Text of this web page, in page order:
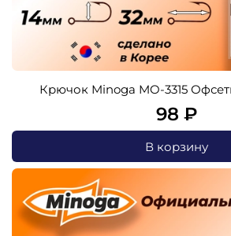
Крючок Minoga MO-3315
98 ₽
В корзину